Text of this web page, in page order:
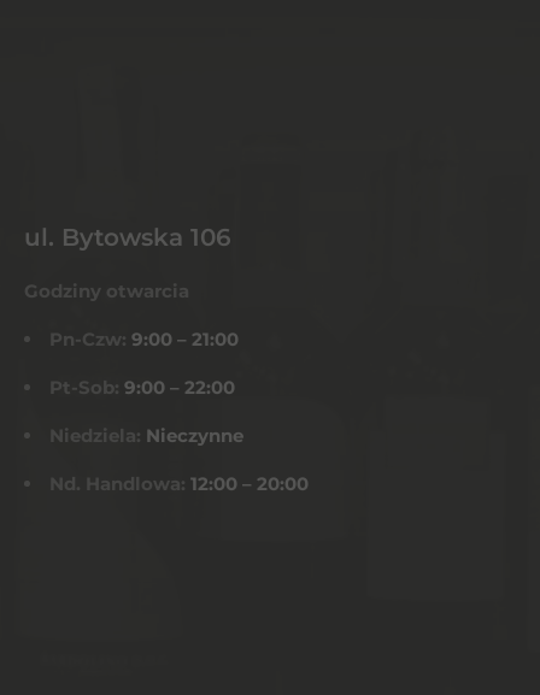
ul. Bytowska 106
Godziny otwarcia
Pn-Czw: 9:00 – 21:00
Pt-Sob: 9:00 – 22:00
Niedziela: Nieczynne
Nd. Handlowa: 12:00 – 20:00